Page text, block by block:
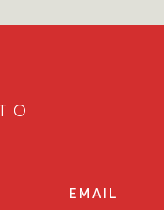
EMAIL